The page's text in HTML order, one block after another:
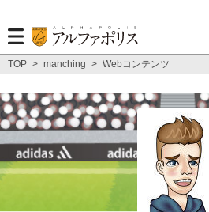
TOP > manching > Webコンテンツ